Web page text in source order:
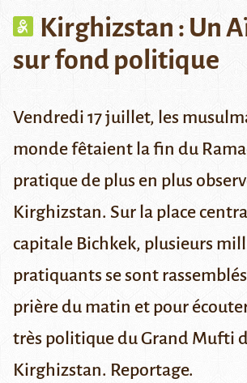
Kirghizstan : Un
sur fond politique
Vendredi 17 juillet, les
monde fêtaient la fin du
pratique de plus en plus
Kirghizstan. Sur la place
capitale Bichkek, plusieurs
pratiquants se sont
prière du matin et pour
très politique du Grand Mufti
Kirghizstan. Reportage.